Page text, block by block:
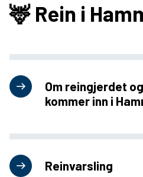
s
k
m
e
🦌 Rein i
Om reingjerdet
kommer inn i
Reinvarsling